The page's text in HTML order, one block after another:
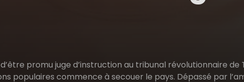
promu juge d’instruction au tribunal révolutionnaire
populaires commence à secouer le pays. Dépassé par